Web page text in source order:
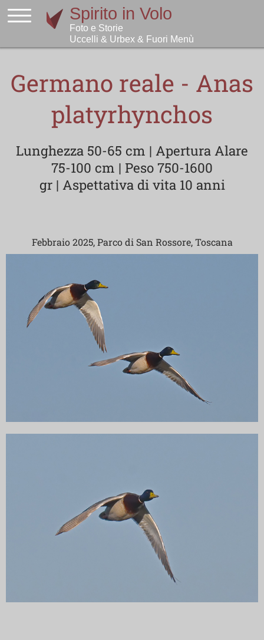
Germano reale - Anas
platyrhynchos
Lunghezza 50-65 cm | Apertura Alare
75-100 cm | Peso 750-1600
gr | Aspettativa di vita 10 anni
Febbraio 2025, Parco di San Rossore, Toscana